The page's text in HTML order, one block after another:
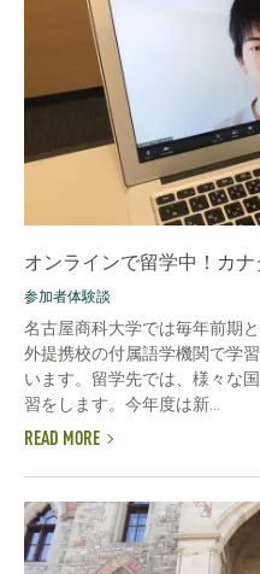
オンラインで留学中！カ
参加者体験談
名古屋商科大学では毎年前期
外提携校の付属語学機関で学
います。留学先では、様々な
習をします。今年度は新...
READ MORE